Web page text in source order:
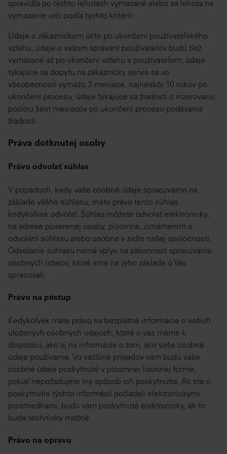
spravidla po týchto lehotách vymazané alebo sa lehota na
vymazanie určí podľa týchto kritérií:
Údaje o zákazníckom účte po ukončení používateľského
vzťahu; údaje o vašom správaní používateľov budú tiež
vymazané až po ukončení vzťahu s používateľom; údaje
týkajúce sa dopytu na zákaznícky servis sa vo
všeobecnosti vymažú 3 mesiace, najneskôr 10 rokov po
ukončení procesu; údaje týkajúce sa žiadosti o inzerovanú
pozíciu šesť mesiacov po ukončení procesu podávania
žiadostí.
Práva dotknutej osoby
Právo odvolať súhlas
V prípadoch, kedy vaše osobné údaje spracúvame na
základe vášho súhlasu, máte právo tento súhlas
kedykoľvek odvolať. Súhlas môžete odvolať elektronicky,
na adrese poverenej osoby, písomne, oznámením o
odvolaní súhlasu alebo osobne v sídle našej spoločnosti.
Odvolanie súhlasu nemá vplyv na zákonnosť spracúvania
osobných údajov, ktoré sme na jeho základe o Vás
spracúvali.
Právo na prístup
Kedykoľvek máte právo na bezplatné informácie o vašich
uložených osobných údajoch, ktoré o vás máme k
dispozícii, ako aj na informácie o tom, ako vaše osobné
údaje používame. Vo väčšine prípadov vám budú vaše
osobné údaje poskytnuté v písomnej listinnej forme,
pokiaľ nepožadujete iný spôsob ich poskytnutia. Ak ste o
poskytnutie týchto informácií požiadali elektronickými
prostriedkami, budú vám poskytnuté elektronicky, ak to
bude technicky možné.
Právo na opravu